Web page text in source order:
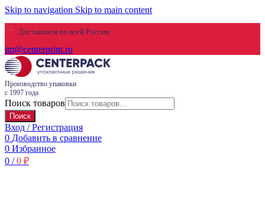
Skip to navigation Skip to main content
Доставляем по всей России
im@centerprint.ru
Производство упаковки
с 1997 года
Поиск товаров
Поиск
Вход / Регистрация
0 Добавить в сравнение
0 Избранное
0 / 0 ₽